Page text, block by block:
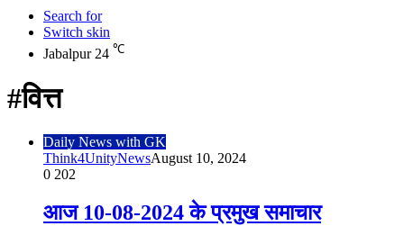
Search for
Switch skin
Jabalpur 24 ℃
#वित्त
Daily News with GK
Think4UnityNewsAugust 10, 2024
0 202
आज 10-08-2024 के प्रमुख समाचार